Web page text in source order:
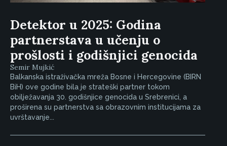
Detektor u 2025: Godina
partnerstava u učenju o
prošlosti i godišnjici genocida
Semir Mujkić
Balkanska istraživačka mreža Bosne i Hercegovine (BIRN
BiH) ove godine bila je strateški partner tokom
obilježavanja 30. godišnjice genocida u Srebrenici, a
proširena su partnerstva sa obrazovnim institucijama za
uvrštavanje...